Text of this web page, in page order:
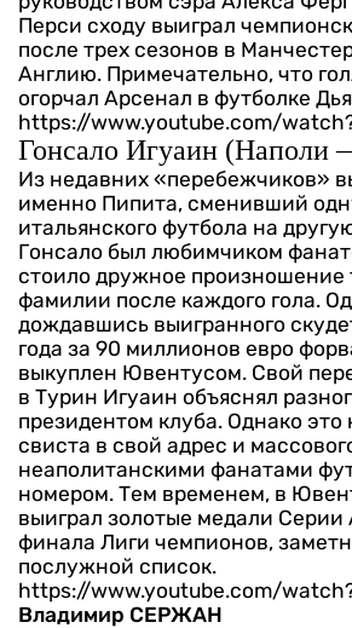
Перси сходу выиграл
после трех сезонов в
Англию. Примечательно, что
огорчал Арсенал в футболке
https://www.youtube.com/
Гонсало Игуаин (Наполи
Из недавних «перебежчиков»
именно Пипита, сменивший
итальянского футбола на
Гонсало был любимчиком
стоило дружное произношение
фамилии после каждого гола.
дождавшись выигранного
года за 90 миллионов евро
выкуплен Ювентусом. Свой
в Турин Игуаин объяснял
президентом клуба. Однако это
свиста в свой адрес и
неаполитанскими фанатами
номером. Тем временем, в
выиграл золотые медали Серии
финала Лиги чемпионов,
послужной список.
https://www.youtube.com/
Владимир СЕРЖАН